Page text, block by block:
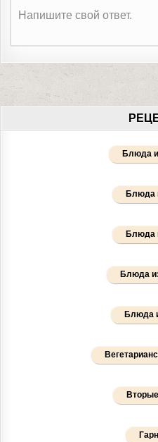
Напишите свой ответ.
Блюда
Блюда
Блюда
Блюда
Блюда